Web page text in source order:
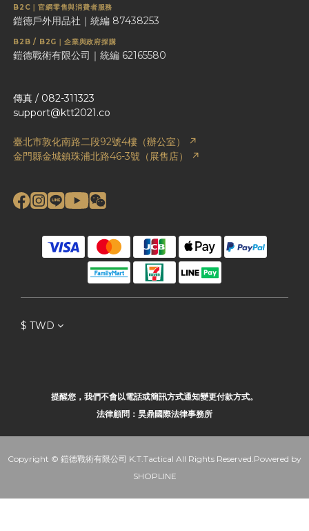
B2C｜官網零售與消費者服務
鎧德戶外用品社｜統編 87438253
B2B / B2G｜企業與政府採購
鎧德戰術有限公司｜統編 62165580
傳真 / 082-311323
support@ktt2021.co
臺北市敦化南路二段92號4樓（辦公室） ↗
金門縣金城鎮珠浦北路46-3號（展售店） ↗
$ TWD
提醒您，我們不會以電話或簡訊方式通知變更付款方式。
法律顧問：昊鼎國際法律事務所
Copyright © 鎧德戰術有限公司 K.T.Tactical All Rights Reserved.Powered by
SHOPLINE